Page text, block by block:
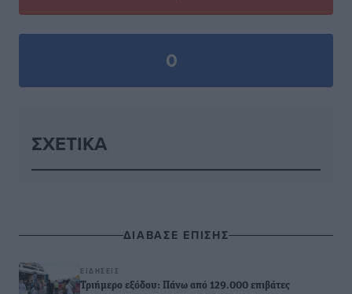
0
ΣΧΕΤΙΚΆ
ΔΙΑΒΑΣΕ ΕΠΙΣΗΣ
ΕΙΔΉΣΕΙΣ
Τριήμερο εξόδου: Πάνω από 129.000 επιβάτες